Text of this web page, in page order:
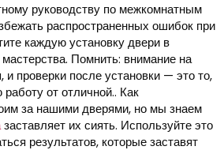
руководству по межкомнатным
распространенных ошибок при
каждую установку двери в
Помнить: внимание на
и проверки после установки — это то,
от отличной.. Как
за нашими дверями, но мы знаем
заставляет их сиять. Используйте это
результатов, которые заставят